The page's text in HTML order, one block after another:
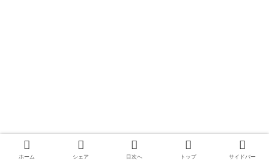
ホーム シェア 目次へ トップ サイドバー